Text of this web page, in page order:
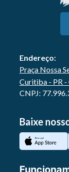
Endereço:
Praça Nossa
Curitiba - PR
CNPJ:
Baixe